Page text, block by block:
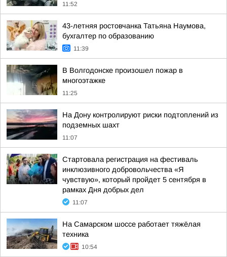
11:52
43-летняя ростовчанка Татьяна Наумова,
бухгалтер по образованию
11:39
В Волгодонске произошел пожар в
многоэтажке
11:25
На Дону контролируют риски подтоплений из
подземных шахт
11:07
Стартовала регистрация на фестиваль
инклюзивного добровольчества «Я
чувствую», который пройдет 5 сентября в
рамках Дня добрых дел
11:07
На Самарском шоссе работает тяжёлая
техника
10:54